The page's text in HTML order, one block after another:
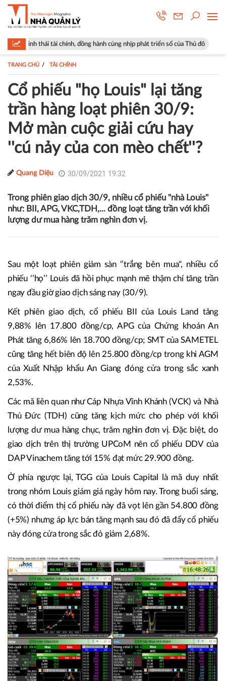
tài chính, đồng hành cùng nhịp phát triển số của Thủ đô Góp ý sửa
TRANG CHỦ TÀI CHÍNH
Cổ phiếu "họ Louis" lại tăng
trần hàng loạt phiên 30/9:
Mở màn cuộc giải cứu hay
''cú nảy của con mèo chết''?
Quang Diệu 30/09/2021 19:32
Trong phiên giao dịch 30/9, nhiều cổ phiếu "nhà Louis''
như: BII, APG, VKC,TDH,... đồng loạt tăng trần với khối
lượng dư mua hàng trăm nghìn đơn vị.
Sau một loạt phiên giảm sàn ‘’trắng bên mua", nhiều cổ
phiếu ‘’họ’’ Louis đã hồi phục mạnh mẽ thậm chí tăng trần
ngay đầu giờ giao dịch sáng nay (30/9).
Kết phiên giao dịch, cổ phiếu BII của Louis Land tăng
9,88% lên 17.800 đồng/cp, APG của Chứng khoán An
Phát tăng 6,86% lên 18.700 đồng/cp; SMT của SAMETEL
cũng tăng hết biên độ lên 25.800 đồng/cp trong khi AGM
của Xuất Nhập khẩu An Giang đóng cửa trong sắc xanh
2,53%.
Các mã liên quan như Cáp Nhựa Vĩnh Khánh (VCK) và Nhà
Thủ Đức (TDH) cũng tăng kịch mức cho phép với khối
lượng dư mua hàng chục, trăm nghìn đơn vị. Đặc biệt, do
giao dịch trên thị trường UPCoM nên cổ phiếu DDV của
DAP Vinachem tăng tới 15% đạt mức 29.900 đồng.
Ở phía ngược lại, TGG của Louis Capital là mã duy nhất
trong nhóm Louis giám giá ngày hôm nay. Trong buổi sáng,
có thời điểm thị cổ phiếu này đã vọt lên gần 54.800 đồng
(+5%) nhưng áp lực bán tăng mạnh sau đó đã đẩy cổ phiếu
này đóng cửa trong sắc đỏ giảm 2,68%.